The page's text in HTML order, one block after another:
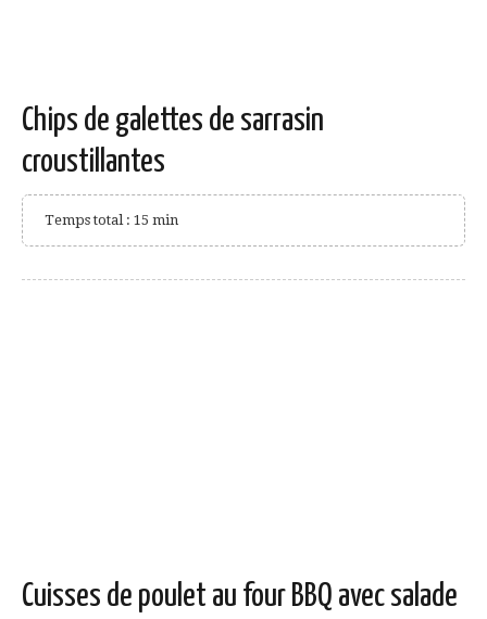
Chips de galettes de sarrasin
croustillantes
Temps total : 15 min
Cuisses de poulet au four BBQ avec salade